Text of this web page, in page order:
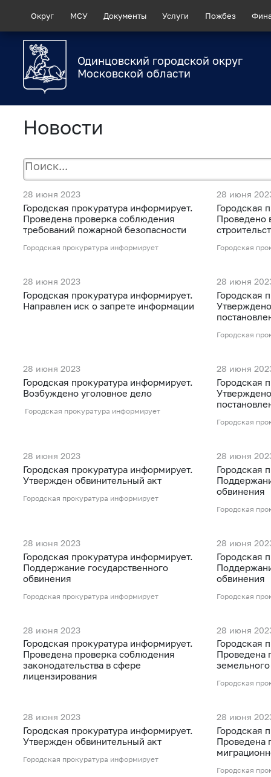
Округ МСУ Документы Услуги Пожбез
Одинцовский городской округ
Московской области
Новости
28 июня 2023
Городская прокуратура информирует.
Проведена проверка соблюдения
требований пожарной безопасности
Городская прокуратура информирует
28 июня
Городская
Проведено
Городская
28 июня 2023
Городская прокуратура информирует.
Направлен иск о запрете информации
28 июня
Городская
Городская
28 июня 2023
Городская прокуратура информирует.
Возбуждено уголовное дело
Городская прокуратура информирует
28 июня
Городская
Городская
28 июня 2023
Городская прокуратура информирует.
Утвержден обвинительный акт
Городская прокуратура информирует
28 июня
Городская
обвинения
Городская
28 июня 2023
Городская прокуратура информирует.
Поддержание государственного
обвинения
Городская прокуратура информирует
28 июня
Городская
обвинения
Городская
28 июня 2023
Городская прокуратура информирует.
Проведена проверка соблюдения
законодательства в сфере
лицензирования
28 июня
Городская
Проведена
земельного
Городская
28 июня 2023
Городская прокуратура информирует.
Утвержден обвинительный акт
Городская прокуратура информирует
28 июня
Городская
Проведена
Городская